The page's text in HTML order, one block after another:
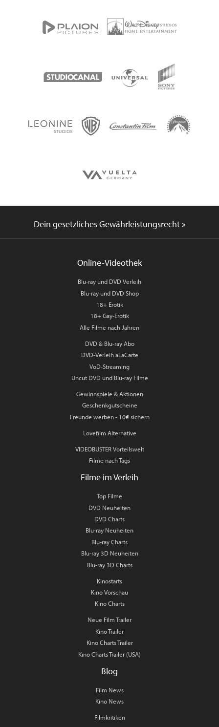
Dein gesetzliches Gewährleistungsrecht »
Online-Videothek
Blu-ray und DVD Verleih
Blu-ray und DVD Shop
18+ Erotik
18+ Gay-Erotik
Alle Filme nach Jahren
DVD & Blu-ray Abo
DVD-Verleih aLaCarte
VoD-Streaming
Uncut DVD und Blu-ray Filme
Gewinnspiele & Aktionen
Geschenkgutscheine
Freunde werben - 10€ sichern
Lovefilm Alternative
VIDEOBUSTER Vorteilswelt
Filme nach Tags
Filme im Verleih
Top Filme
DVD Neuheiten
DVD Charts
Blu-ray Neuheiten
Blu-ray Charts
Blu-ray 3D Neuheiten
Blu-ray 3D Charts
Kinostarts
Kino Vorschau
Kino Charts
Neue Film Trailer
Kino Trailer
Kino Charts Trailer
Kino Charts Trailer (USA)
Blog
Film News
Kino News
Filmkritiken